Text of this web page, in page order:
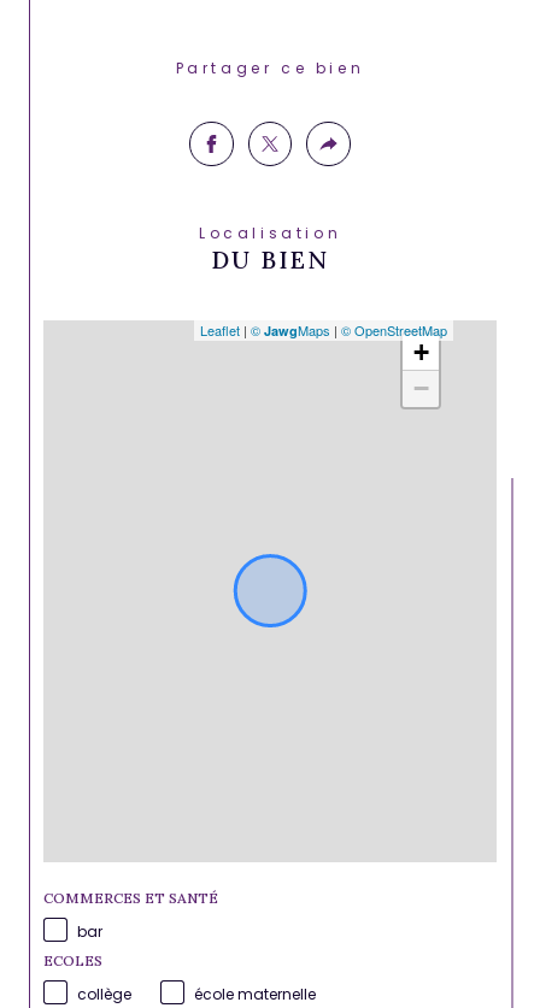
Partager ce bien
Localisation
DU BIEN
+
−
Leaflet | © JawgMaps | © OpenStreetMap
COMMERCES ET SANTÉ
bar
ECOLES
collège école maternelle